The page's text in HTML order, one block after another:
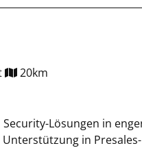
20km
Lösungen in
in